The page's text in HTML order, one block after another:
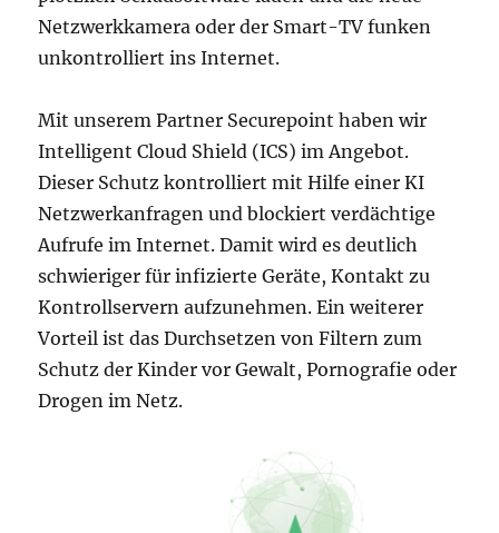
Netzwerkkamera oder der Smart-TV funken
unkontrolliert ins Internet.
Mit unserem Partner Securepoint haben wir
Intelligent Cloud Shield (ICS) im Angebot.
Dieser Schutz kontrolliert mit Hilfe einer KI
Netzwerkanfragen und blockiert verdächtige
Aufrufe im Internet. Damit wird es deutlich
schwieriger für infizierte Geräte, Kontakt zu
Kontrollservern aufzunehmen. Ein weiterer
Vorteil ist das Durchsetzen von Filtern zum
Schutz der Kinder vor Gewalt, Pornografie oder
Drogen im Netz.